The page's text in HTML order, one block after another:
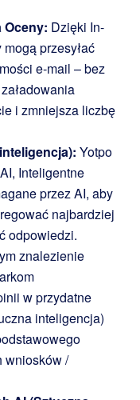
Oceny: Dzięki In-
przesyłać
e-mail – bez
i zmniejsza liczbę
Yotpo
Inteligentne
przez AI, aby
najbardziej
odpowiedzi.
znalezienie
w przydatne
inteligencja)
wniosków /